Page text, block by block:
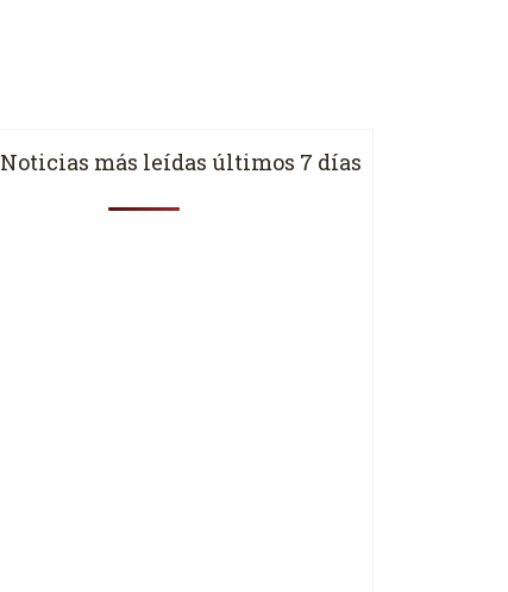
Noticias más leídas últimos 7 días